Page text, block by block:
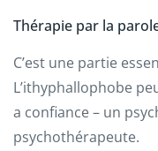
Thérapie par la
C’est une partie
L’ithyphallophobe
a confiance – un
psychothérapeute.